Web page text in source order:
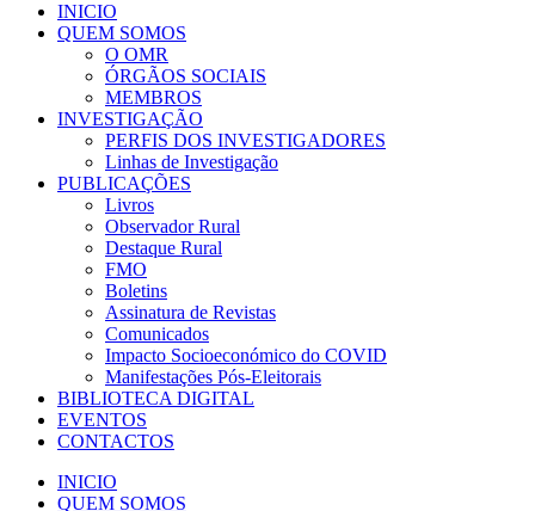
INICIO
QUEM SOMOS
O OMR
ÓRGÃOS SOCIAIS
MEMBROS
INVESTIGAÇÃO
PERFIS DOS INVESTIGADORES
Linhas de Investigação
PUBLICAÇÕES
Livros
Observador Rural
Destaque Rural
FMO
Boletins
Assinatura de Revistas
Comunicados
Impacto Socioeconómico do COVID
Manifestações Pós-Eleitorais
BIBLIOTECA DIGITAL
EVENTOS
CONTACTOS
INICIO
QUEM SOMOS